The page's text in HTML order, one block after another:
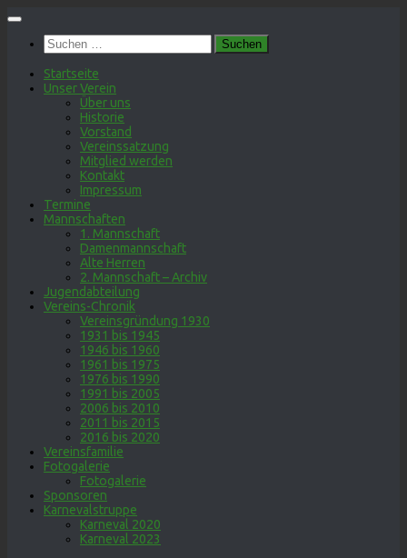
Zum
springenSuchen
nach:
Startseite
Unser Verein
Über uns
Historie
Vorstand
Vereinssatzung
Mitglied werden
Kontakt
Impressum
Termine
Mannschaften
1. Mannschaft
Damenmannschaft
Alte Herren
2. Mannschaft – Archiv
Jugendabteilung
Vereins-Chronik
Vereinsgründung 1930
1931 bis 1945
1946 bis 1960
1961 bis 1975
1976 bis 1990
1991 bis 2005
2006 bis 2010
2011 bis 2015
2016 bis 2020
Vereinsfamilie
Fotogalerie
Fotogalerie
Sponsoren
Karnevalstruppe
Karneval 2020
Karneval 2023